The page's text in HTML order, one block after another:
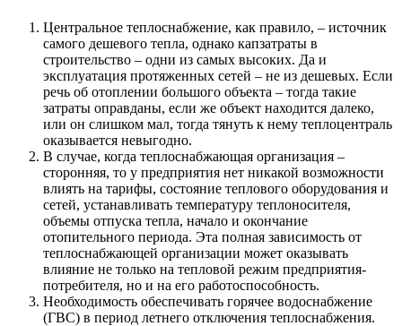
Центральное теплоснабжение, как правило, – источник
самого дешевого тепла, однако капзатраты в
строительство – одни из самых высоких. Да и
эксплуатация протяженных сетей – не из дешевых. Если
речь об отоплении большого объекта – тогда такие
затраты оправданы, если же объект находится далеко,
или он слишком мал, тогда тянуть к нему теплоцентраль
оказывается невыгодно.
В случае, когда теплоснабжающая организация –
сторонняя, то у предприятия нет никакой возможности
влиять на тарифы, состояние теплового оборудования и
сетей, устанавливать температуру теплоносителя,
объемы отпуска тепла, начало и окончание
отопительного периода. Эта полная зависимость от
теплоснабжающей организации может оказывать
влияние не только на тепловой режим предприятия-
потребителя, но и на его работоспособность.
Необходимость обеспечивать горячее водоснабжение
(ГВС) в период летнего отключения теплоснабжения.